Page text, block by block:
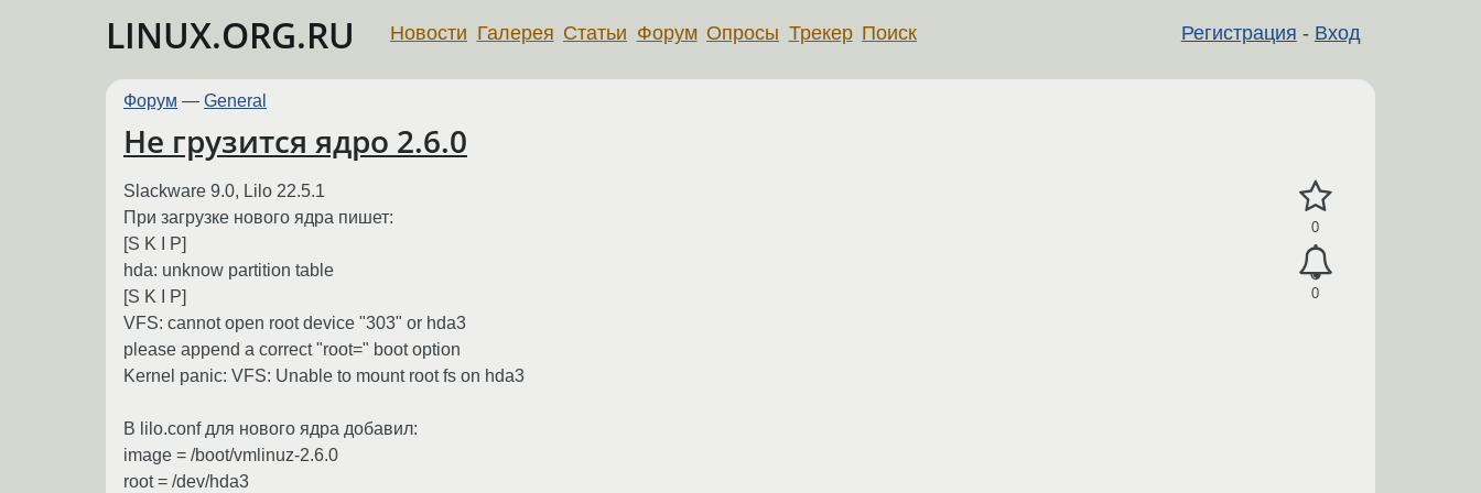
LINUX.ORG.RU Регистрация - Вход
Новости Галерея Статьи Форум Опросы Трекер Поиск
Форум — General
Нe грузится ядро 2.6.0
0
0
Slackware 9.0, Lilo 22.5.1
При загрузке нового ядра пишет:
[S K I P]
hda: unknow partition table
[S K I P]
VFS: cannot open root device "303" or hda3
please append a correct "root=" boot option
Kernel panic: VFS: Unable to mount root fs on hda3
В lilo.conf для нового ядра добавил:
image = /boot/vmlinuz-2.6.0
root = /dev/hda3